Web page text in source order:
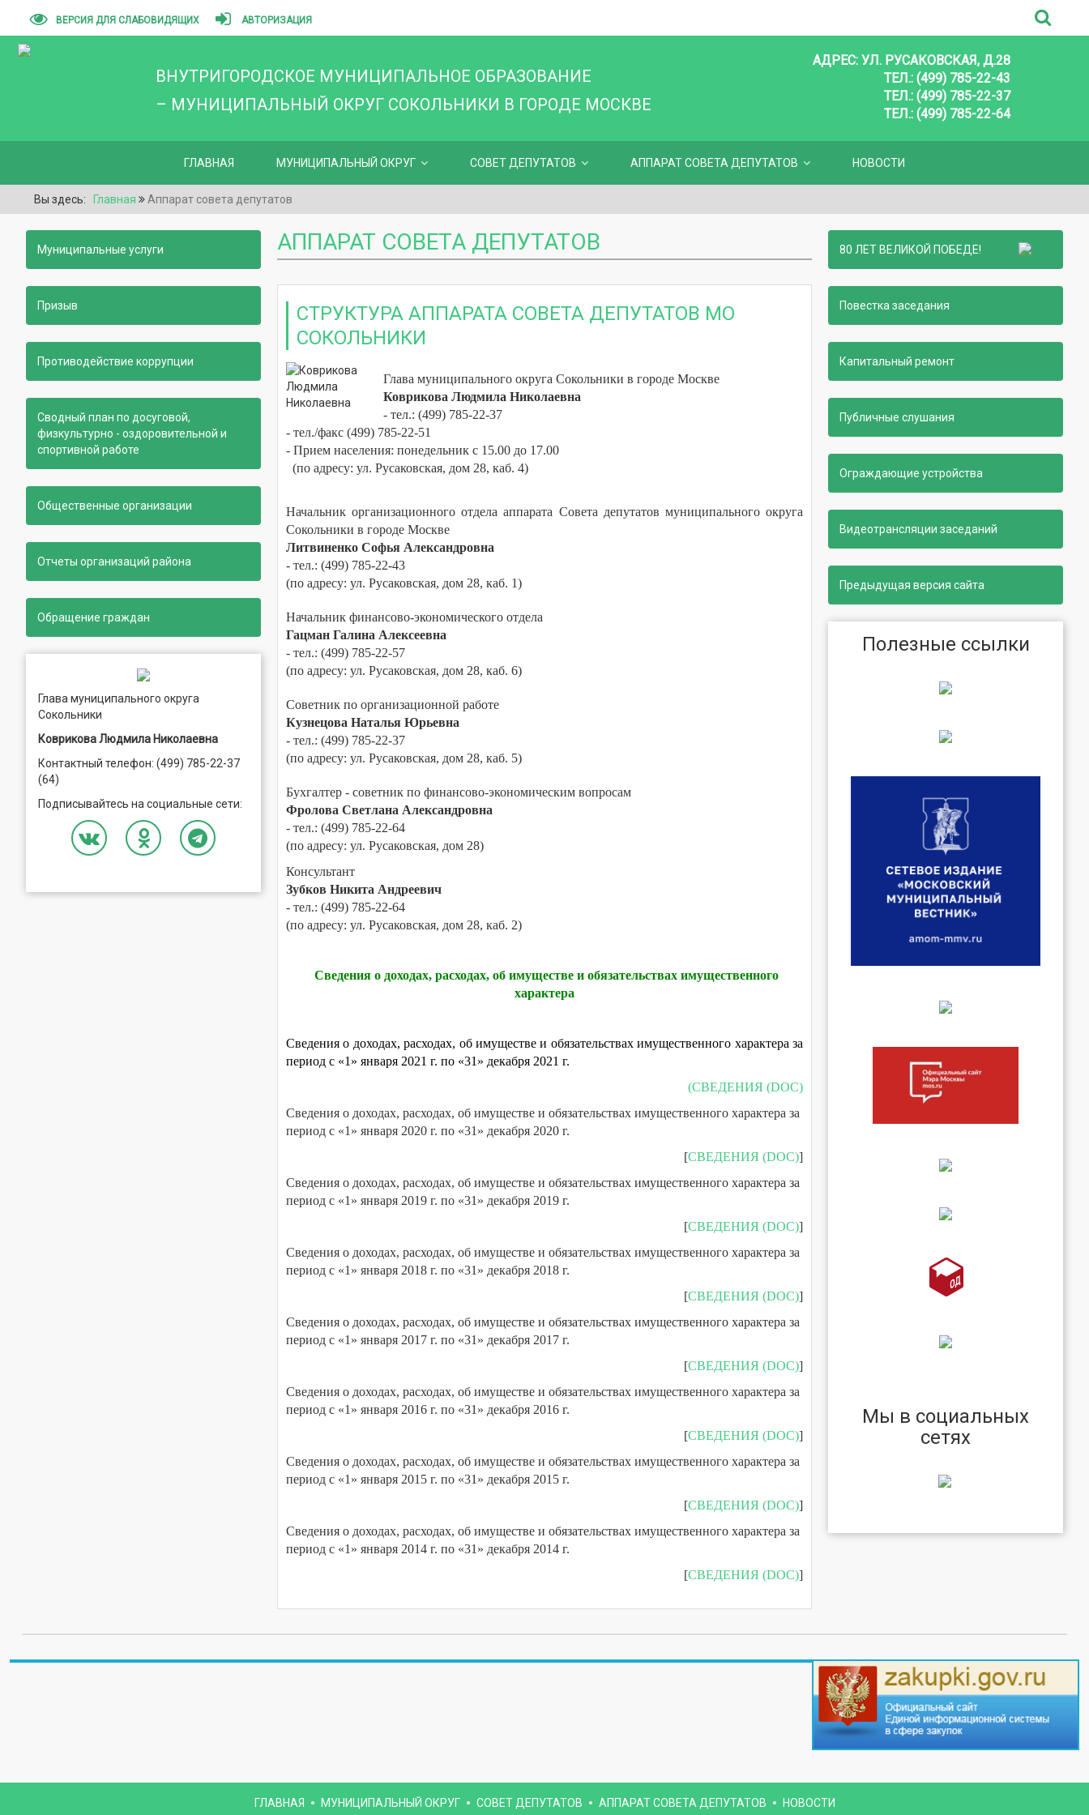
ВЕРСИЯ ДЛЯ СЛАБОВИДЯЩИХ АВТОРИЗАЦИЯ
ВНУТРИГОРОДСКОЕ МУНИЦИПАЛЬНОЕ ОБРАЗОВАНИЕ
– МУНИЦИПАЛЬНЫЙ ОКРУГ СОКОЛЬНИКИ В ГОРОДЕ МОСКВЕ
АДРЕС: УЛ. РУСАКОВСКАЯ, Д.28
ТЕЛ.: (499) 785-22-43
ТЕЛ.: (499) 785-22-37
ТЕЛ.: (499) 785-22-64
ГЛАВНАЯ МУНИЦИПАЛЬНЫЙ ОКРУГ СОВЕТ ДЕПУТАТОВ АППАРАТ СОВЕТА ДЕПУТАТОВ НОВОСТИ
Вы здесь: Главная Аппарат совета депутатов
Муниципальные услуги
Призыв
Противодействие коррупции
Сводный план по досуговой,
физкультурно - оздоровительной и
спортивной работе
Общественные организации
Отчеты организаций района
Обращение граждан
Глава муниципального округа
Сокольники
Коврикова Людмила Николаевна
Контактный телефон: (499) 785-22-37
(64)
Подписывайтесь на социальные сети:
АППАРАТ СОВЕТА ДЕПУТАТОВ
CТРУКТУРА АППАРАТА СОВЕТА ДЕПУТАТОВ МО
СОКОЛЬНИКИ
Глава муниципального округа Сокольники в городе Москве
Коврикова Людмила Николаевна
- тел.: (499) 785-22-37
- тел./факс (499) 785-22-51
- Прием населения: понедельник с 15.00 до 17.00
(по адресу: ул. Русаковская, дом 28, каб. 4)
Начальник организационного отдела аппарата Совета депутатов муниципального округа
Сокольники в городе Москве
Литвиненко Софья Александровна
- тел.: (499) 785-22-43
(по адресу: ул. Русаковская, дом 28, каб. 1)
Начальник финансово-экономического отдела
Гацман Галина Алексеевна
- тел.: (499) 785-22-57
(по адресу: ул. Русаковская, дом 28, каб. 6)
Советник по организационной работе
Кузнецова Наталья Юрьевна
- тел.: (499) 785-22-37
(по адресу: ул. Русаковская, дом 28, каб. 5)
Бухгалтер - советник по финансово-экономическим вопросам
Фролова Светлана Александровна
- тел.: (499) 785-22-64
(по адресу: ул. Русаковская, дом 28)
Консультант
Зубков Никита Андреевич
- тел.: (499) 785-22-64
(по адресу: ул. Русаковская, дом 28, каб. 2)
Сведения о доходах, расходах, об имуществе и обязательствах имущественного
характера
Сведения о доходах, расходах, об имуществе и обязательствах имущественного характера за
период с «1» января 2021 г. по «31» декабря 2021 г.
(СВЕДЕНИЯ (DOC)
Сведения о доходах, расходах, об имуществе и обязательствах имущественного характера за
период с «1» января 2020 г. по «31» декабря 2020 г.
[СВЕДЕНИЯ (DOC)]
Сведения о доходах, расходах, об имуществе и обязательствах имущественного характера за
период с «1» января 2019 г. по «31» декабря 2019 г.
[СВЕДЕНИЯ (DOC)]
Сведения о доходах, расходах, об имуществе и обязательствах имущественного характера за
период с «1» января 2018 г. по «31» декабря 2018 г.
[СВЕДЕНИЯ (DOC)]
Сведения о доходах, расходах, об имуществе и обязательствах имущественного характера за
период с «1» января 2017 г. по «31» декабря 2017 г.
[СВЕДЕНИЯ (DOC)]
Сведения о доходах, расходах, об имуществе и обязательствах имущественного характера за
период с «1» января 2016 г. по «31» декабря 2016 г.
[СВЕДЕНИЯ (DOC)]
Сведения о доходах, расходах, об имуществе и обязательствах имущественного характера за
период с «1» января 2015 г. по «31» декабря 2015 г.
[СВЕДЕНИЯ (DOC)]
Сведения о доходах, расходах, об имуществе и обязательствах имущественного характера за
период с «1» января 2014 г. по «31» декабря 2014 г.
[СВЕДЕНИЯ (DOC)]
80 ЛЕТ ВЕЛИКОЙ ПОБЕДЕ!
Повестка заседания
Капитальный ремонт
Публичные слушания
Ограждающие устройства
Видеотрансляции заседаний
Предыдущая версия сайта
Полезные ссылки
Мы в социальных
сетях
ГЛАВНАЯ МУНИЦИПАЛЬНЫЙ ОКРУГ СОВЕТ ДЕПУТАТОВ АППАРАТ СОВЕТА ДЕПУТАТОВ НОВОСТИ